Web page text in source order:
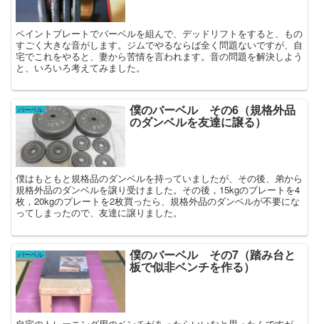
ペイントプレートでバーベルを組んで、デッドリフトをすると、もの
すごく大きな音がします。ジムでやるならば全く問題ないですが、自
宅でこれをやると、妻から苦情を言われます。音の問題を解決しよう
と、いろいろ考えてみました。
バーベル 僕のバーベル その6（規格外品
のダンベルを友達に譲る）
僕はもともと規格品のダンベルを持っていましたが、その後、弟から
規格外品のダンベルを譲り受けました。その後，15kgのプレートを4
枚，20kgのプレートを2枚買ったら、規格外品のダンベルが不要にな
ってしまったので、友達に譲りました。
バーベル 僕のバーベル その7（踏み台と
板で似非ベンチを作る）